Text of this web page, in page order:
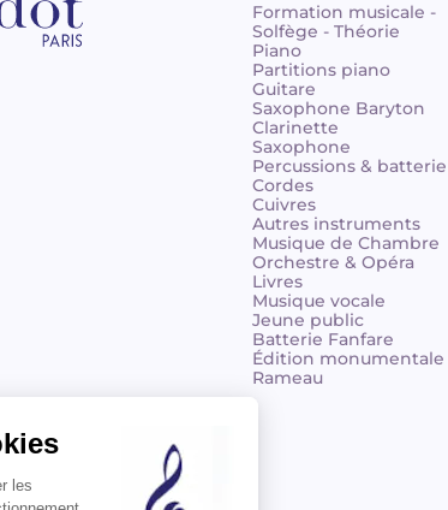
Formation musicale -
Solfège - Théorie
Piano
Partitions piano
Guitare
Saxophone Baryton
Clarinette
Saxophone
Percussions & batterie
Cordes
Cuivres
Autres instruments
Musique de Chambre
Orchestre & Opéra
Livres
Musique vocale
Jeune public
Batterie Fanfare
Édition monumentale
Rameau